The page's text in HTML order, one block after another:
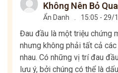
Không Nên Bỏ Qua
Ẩn Danh 15:05 - 29/
Đau đầu là một triệu chứng
nhưng không phải tất cả
nhau. Có những vị trí đau
lưu ý, bởi chúng có thể là